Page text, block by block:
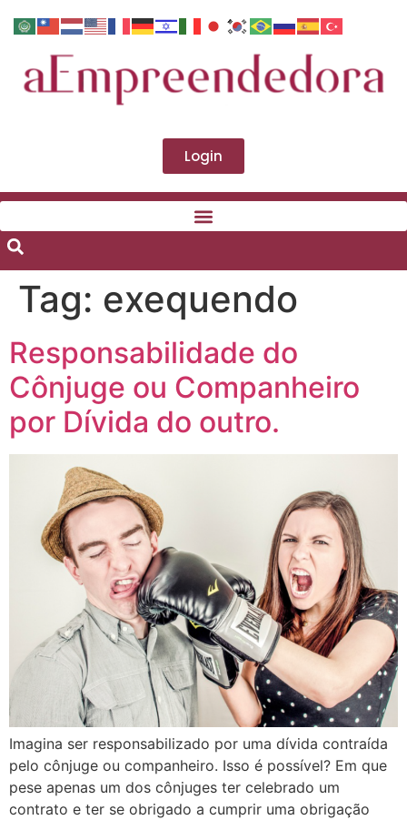
Login
Tag: exequendo
Responsabilidade do
Cônjuge ou Companheiro
por Dívida do outro.
Imagina ser responsabilizado por uma dívida contraída
pelo cônjuge ou companheiro. Isso é possível? Em que
pese apenas um dos cônjuges ter celebrado um
contrato e ter se obrigado a cumprir uma obrigação